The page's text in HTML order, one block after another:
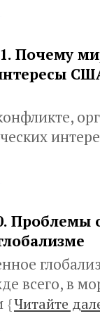
Почему
Проблемы
всего, в
{Читайте